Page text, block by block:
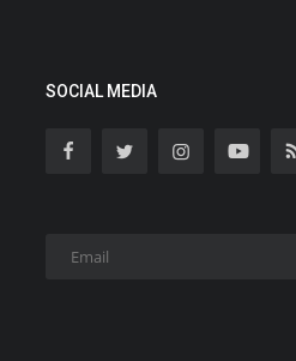
SOCIAL MEDIA